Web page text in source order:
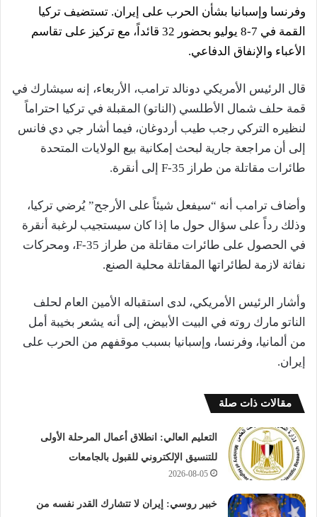
وفرنسا وإسبانيا بشأن الحرب على إيران. تستضيف تركيا
القمة في 7-8 يوليو بحضور 32 قائداً، مع تركيز على تقاسم
الأعباء والإنفاق الدفاعي.
قال الرئيس الأمريكي دونالد ترامب، الأربعاء، إنه سيشارك في
قمة حلف شمال الأطلسي (الناتو) المقبلة في تركيا احتراماً
لنظيره التركي رجب طيب أردوغان، فيما أشار جي دي فانس
⁠إلى ​أن مراجعة ⁠جارية لبحث إمكانية بيع الولايات ⁠المتحدة
طائرات مقاتلة من ​طراز F-35 إلى أنقرة.
وأضاف ترامب أنه “سيفعل شيئاً على الأرجح” يُرضي تركيا،
وذلك رداً على سؤال حول ما إذا كان سيستجيب لرغبة ‌أنقرة
في الحصول على طائرات مقاتلة من طراز F-35، ومحركات
نفاثة لازمة ‌لطائراتها المقاتلة محلية الصنع.
وأشار الرئيس الأمريكي، لدى استقباله الأمين العام لحلف
الناتو مارك روته في البيت الأبيض، إلى أنه يشعر بخيبة أمل
من ألمانيا، وفرنسا، وإسبانيا بسبب موقفهم من الحرب على
إيران.
مقالات ذات صلة
التعليم العالي: انطلاق أعمال المرحلة الأولى
للتنسيق الإلكتروني للقبول بالجامعات
2026-08-05
خبير روسي: إيران لا تتشارك القدر نفسه من